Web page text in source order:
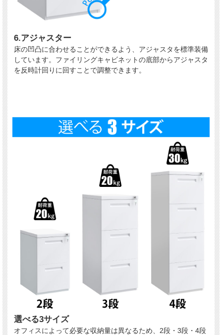
6.アジャスター
床の凹凸に合わせることができるよう、アジャスタを標準装備
しています。ファイリングキャビネットの底部からアジャスタ
を反時計回りに回すことで調整できます。
選べる3サイズ
オフィスによって必要な収納量は異なるため、2段・3段・4段